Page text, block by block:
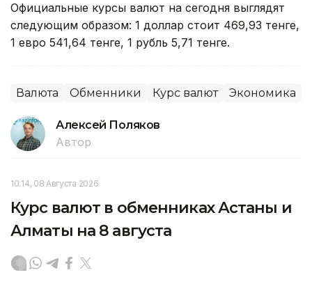
Официальные курсы валют на сегодня выглядят
следующим образом: 1 доллар стоит 469,93 тенге,
1 евро 541,64 тенге, 1 рубль 5,71 тенге.
Валюта Обменники Курс валют Экономика
Алексей Поляков
Автор
10:14, 08 Августа 2026
Курс валют в обменниках Астаны и
Алматы на 8 августа